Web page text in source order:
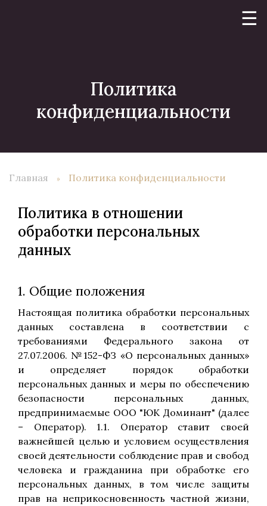
☰
Политика
конфиденциальности
Главная Политика конфиденциальности
Политика в отношении
обработки персональных
данных
1. Общие положения
Настоящая политика обработки персональных
данных составлена в соответствии с
требованиями Федерального закона от
27.07.2006. №152-ФЗ «О персональных данных»
и определяет порядок обработки
персональных данных и меры по обеспечению
безопасности персональных данных,
предпринимаемые ООО "ЮК Доминант" (далее
– Оператор). 1.1. Оператор ставит своей
важнейшей целью и условием осуществления
своей деятельности соблюдение прав и свобод
человека и гражданина при обработке его
персональных данных, в том числе защиты
прав на неприкосновенность частной жизни,